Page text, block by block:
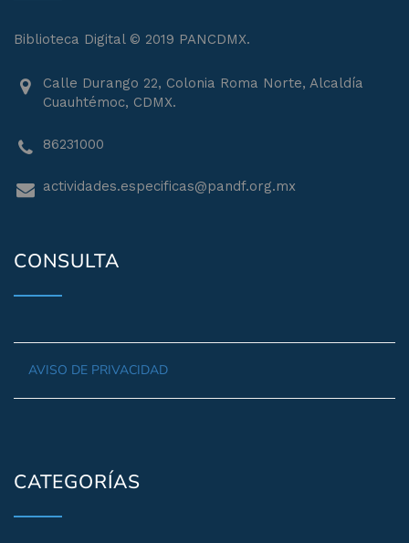
Biblioteca Digital © 2019 PANCDMX.
Calle Durango 22, Colonia Roma Norte, Alcaldía
Cuauhtémoc, CDMX.
86231000
actividades.especificas@pandf.org.mx
CONSULTA
AVISO DE PRIVACIDAD
CATEGORÍAS